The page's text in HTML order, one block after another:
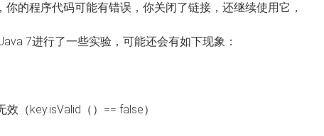
你的程序代码可能有错误，你关闭了链接，还继续使用它，
7进行了一些实验，可能还会有如下现象：
（key.isValid（）== false）